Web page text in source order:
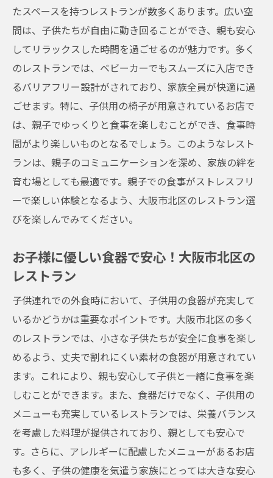
たスペースを持つレストランが数多くあります。広い空
間は、子供たちが自由に動き回ることができ、親も安心
してリラックスした時間を過ごせるのが魅力です。多く
のレストランでは、ベビーカーでもスムーズに入店でき
るバリアフリー設計がされており、家族全員が快適に過
ごせます。特に、子供用の椅子が用意されているお店で
は、親子でゆっくりと食事を楽しむことができ、食事時
間がより楽しいものとなるでしょう。このようなレスト
ランは、親子のコミュニケーションを深め、家族の絆を
育む場としても最適です。親子での食事がストレスフリ
ーで楽しい体験となるよう、大阪市北区のレストラン選
びを楽しんでみてください。
お子様に優しい食器で安心！大阪市北区の
レストラン
子供連れでの外食時において、子供用の食器が充実して
いるかどうかは重要なポイントです。大阪市北区の多く
のレストランでは、小さな子供たちが安全に食事を楽し
めるよう、丈夫で割れにくい素材の食器が用意されてい
ます。これにより、親も安心して子供と一緒に食事を楽
しむことができます。また、食器だけでなく、子供用の
メニューも充実しているレストランでは、栄養バランス
を考慮した料理が提供されており、親としても安心で
す。さらに、アレルギーに配慮したメニューがあるお店
も多く、子供の健康を気遣う家族にとっては大きな安心